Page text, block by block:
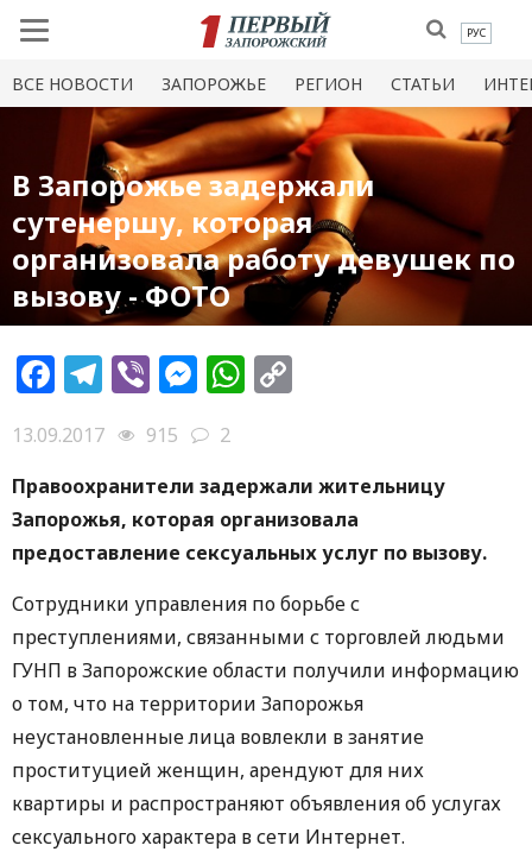
РУС
ВСЕ НОВОСТИ ЗАПОРОЖЬЕ РЕГИОН СТАТЬИ
В Запорожье задержали
сутенершу, которая
организовала работу девушек по
вызову - ФОТО
Facebook
Telegram
ViberMessenger
WhatsApp
13.09.2017 915
2
Правоохранители задержали жительницу
Запорожья, которая организовала
предоставление сексуальных услуг по вызову.
Сотрудники управления по борьбе с
преступлениями, связанными с торговлей людьми
ГУНП в Запорожские области получили информацию
о том, что на территории Запорожья
неустановленные лица вовлекли в занятие
проституцией женщин, арендуют для них
квартиры и распространяют объявления об услугах
сексуального характера в сети Интернет.